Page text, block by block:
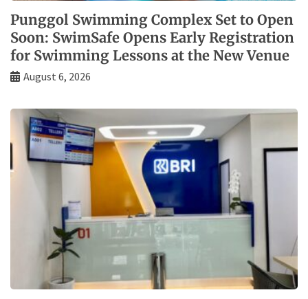
Punggol Swimming Complex Set to Open
Soon: SwimSafe Opens Early Registration
for Swimming Lessons at the New Venue
August 6, 2026